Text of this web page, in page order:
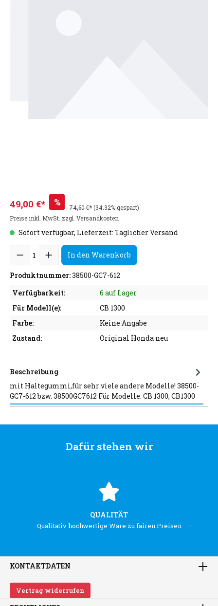
49,00 €* % 74,60 €*(34.32% gespart)
Preise inkl. MwSt. zzgl. Versandkosten
Sofort verfügbar, Lieferzeit: Täglicher Versand
In den Warenkorb
Produktnummer:38500-GC7-612
Verfügbarkeit:
6 auf Lager
Für Modell(e):
CB 1300
Farbe:
Keine Angabe
Zustand:
Original Honda neu
Beschreibung
mit Haltegummi,für sehr viele andere Modelle! 38500-
GC7-612 bzw. 38500GC7612 Für Modelle: CB 1300, CB1300
Dafür stehen wir
QUALITÄT
Qualitativ hochwertige Ware zu fairen Preisen
KONTAKTDATEN
Vertrag widerrufen